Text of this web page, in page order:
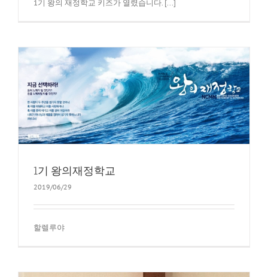
1기 왕의 재정학교 키즈가 열렸습니다. [...]
1기 왕의재정학교
2019/06/29
할렐루야